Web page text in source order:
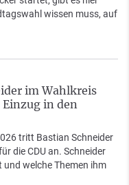
wissen muss, auf
im Wahlkreis
in den
tritt Bastian Schneider
die CDU an. Schneider
welche Themen ihm